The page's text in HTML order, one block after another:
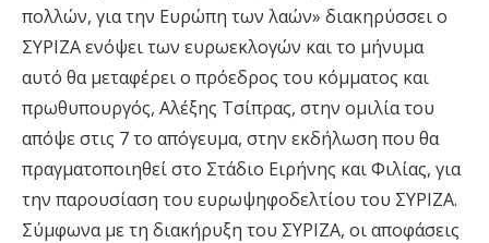
πολλών, για την Ευρώπη των λαών» διακηρύσσει ο
ΣΥΡΙΖΑ ενόψει των ευρωεκλογών και το μήνυμα
αυτό θα μεταφέρει ο πρόεδρος του κόμματος και
πρωθυπουργός, Αλέξης Τσίπρας, στην ομιλία του
απόψε στις 7 το απόγευμα, στην εκδήλωση που θα
πραγματοποιηθεί στο Στάδιο Ειρήνης και Φιλίας, για
την παρουσίαση του ευρωψηφοδελτίου του ΣΥΡΙΖΑ.
Σύμφωνα με τη διακήρυξη του ΣΥΡΙΖΑ, οι αποφάσεις